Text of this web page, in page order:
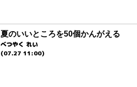
夏のいいところを50個かんがえる
べつやく れい
(07.27 11:00)